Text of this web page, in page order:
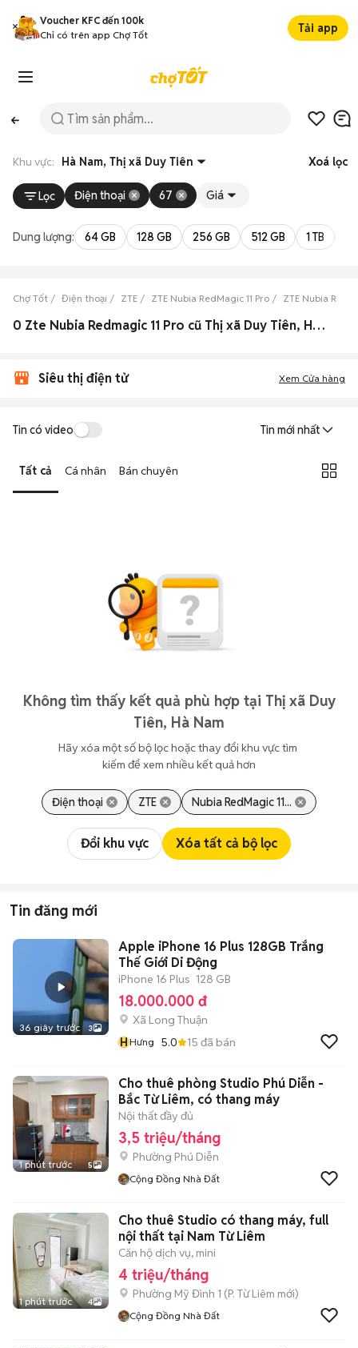
Voucher KFC đến 100k
Chỉ có trên app Chợ Tốt
Tải app
Khu vực: Hà Nam, Thị xã Duy Tiên Xoá lọc
Lọc Điện thoại 67 Giá
Dung lượng: 64 GB 128 GB 256 GB 512 GB 1 TB
Chợ Tốt Điện thoại ZTE ZTE Nubia RedMagic 11 Pro ZTE Nubia
0 Zte Nubia Redmagic 11 Pro cũ Thị xã Duy Tiên, Hà Nam đẹp
Siêu thị điện tử Xem Cửa hàng
Tin có video Tin mới nhất
Tất cả Cá nhân Bán chuyên
Không tìm thấy kết quả phù hợp tại Thị xã Duy
Tiên, Hà Nam
Hãy xóa một số bộ lọc hoặc thay đổi khu vực tìm
kiếm để xem nhiều kết quả hơn
Điện thoại ZTE Nubia RedMagic 11...
Đổi khu vực Xóa tất cả bộ lọc
Tin đăng mới
36 giây trước 3
Apple iPhone 16 Plus 128GB Trắng
Thế Giới Di Động
iPhone 16 Plus 128 GB
18.000.000 đ
Xã Long Thuận
HHưng 5.0 15 đã bán
1 phút trước 5
Cho thuê phòng Studio Phú Diễn -
Bắc Từ Liêm, có thang máy
Nội thất đầy đủ
3,5 triệu/tháng
Phường Phú Diễn
Cộng Đồng Nhà Đất
1 phút trước 4
Cho thuê Studio có thang máy, full
nội thất tại Nam Từ Liêm
Căn hộ dịch vụ, mini
4 triệu/tháng
Phường Mỹ Đình 1 (P. Từ Liêm mới)
Cộng Đồng Nhà Đất